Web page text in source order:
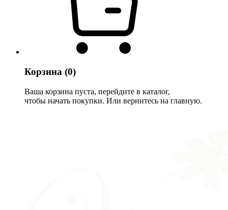
Корзина (0)
Ваша корзина пуста, перейдите в каталог,
чтобы начать покупки. Или вернитесь на главную.